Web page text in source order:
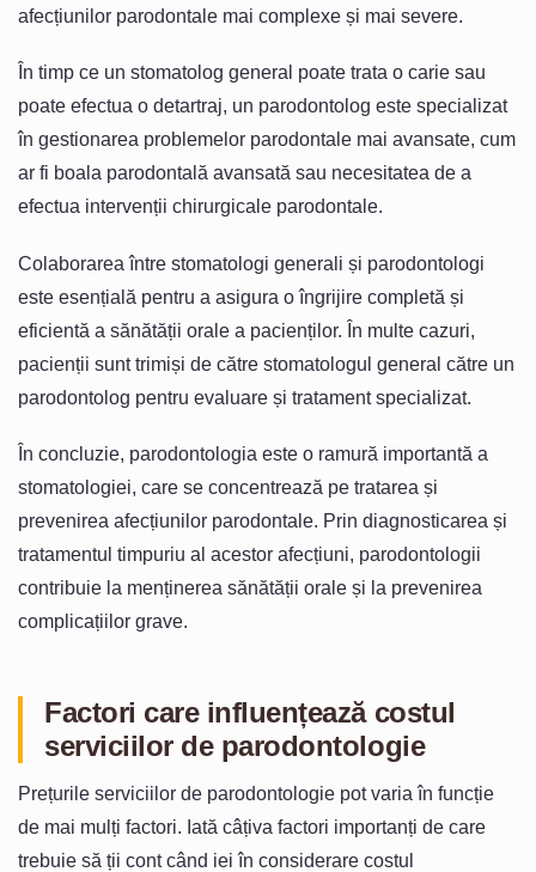
afecțiunilor parodontale mai complexe și mai severe.
În timp ce un stomatolog general poate trata o carie sau
poate efectua o detartraj, un parodontolog este specializat
în gestionarea problemelor parodontale mai avansate, cum
ar fi boala parodontală avansată sau necesitatea de a
efectua intervenții chirurgicale parodontale.
Colaborarea între stomatologi generali și parodontologi
este esențială pentru a asigura o îngrijire completă și
eficientă a sănătății orale a pacienților. În multe cazuri,
pacienții sunt trimiși de către stomatologul general către un
parodontolog pentru evaluare și tratament specializat.
În concluzie, parodontologia este o ramură importantă a
stomatologiei, care se concentrează pe tratarea și
prevenirea afecțiunilor parodontale. Prin diagnosticarea și
tratamentul timpuriu al acestor afecțiuni, parodontologii
contribuie la menținerea sănătății orale și la prevenirea
complicațiilor grave.
Factori care influențează costul
serviciilor de parodontologie
Prețurile serviciilor de parodontologie pot varia în funcție
de mai mulți factori. Iată câțiva factori importanți de care
trebuie să ții cont când iei în considerare costul